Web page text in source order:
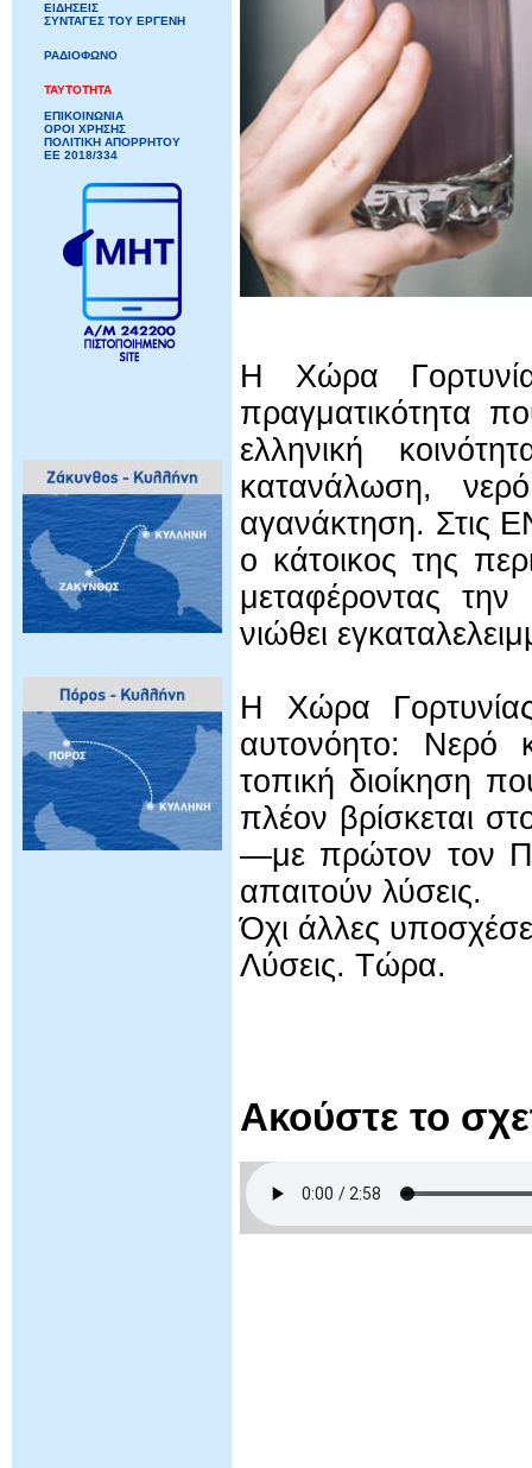
ΕΙΔΗΣΕΙΣ
ΣΥΝΤΑΓΕΣ ΤΟΥ ΕΡΓΕΝΗ
ΡΑΔΙΟΦΩΝΟ
ΤΑΥΤΟΤΗΤΑ
ΕΠΙΚΟΙΝΩΝΙΑ
ΟΡΟΙ ΧΡΗΣΗΣ
ΠΟΛΙΤΙΚΗ ΑΠΟΡΡΗΤΟΥ
ΕΕ 2018/334
Η Χώρα
πραγματικότητα
ελληνική
κατανάλωση,
αγανάκτηση. Στις
ο κάτοικος της
μεταφέροντας
νιώθει
Η Χώρα
αυτονόητο: Νερό
τοπική διοίκηση
πλέον βρίσκεται
—με πρώτον τον
απαιτούν λύσεις.
Όχι άλλες
Λύσεις. Τώρα.
Ακούστε το